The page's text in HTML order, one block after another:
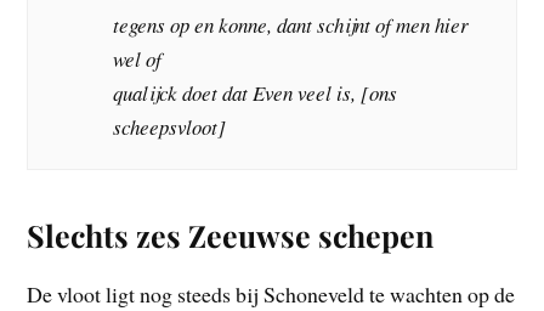
tegens op en konne, dant schijnt of men hier
wel of
qualijck doet dat Even veel is, [ons
scheepsvloot]
Slechts zes Zeeuwse schepen
De vloot ligt nog steeds bij Schoneveld te wachten op de